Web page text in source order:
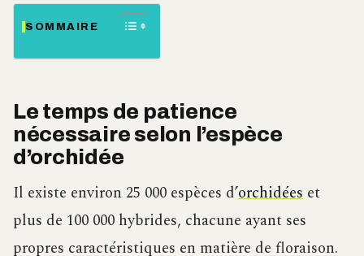
SOMMAIRE
Le temps de patience
nécessaire selon l’espèce
d’orchidée
Il existe environ 25 000 espèces d’orchidées et
plus de 100 000 hybrides, chacune ayant ses
propres caractéristiques en matière de floraison.